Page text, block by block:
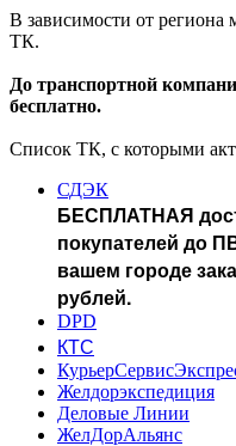
В зависимости от региона
ТК.
До транспортной
бесплатно.
Список ТК, с которыми
СДЭК
БЕСПЛАТНАЯ
покупателей до
вашем городе
рублей.
DPD
КТС
Желдорэкспедиция
Деловые Линии
ЖелДорАльянс